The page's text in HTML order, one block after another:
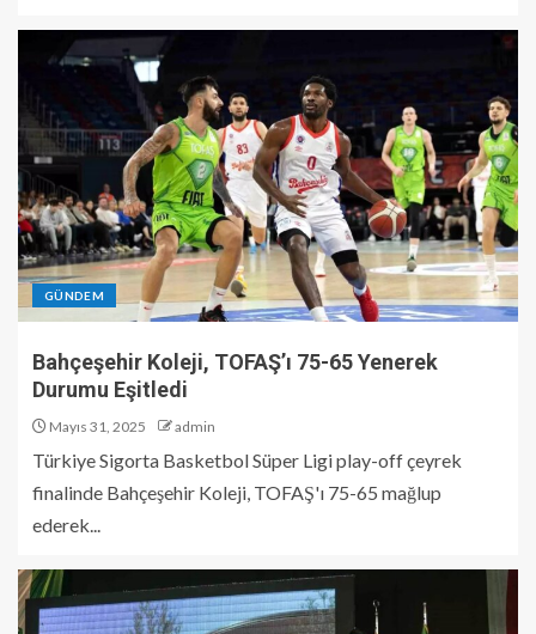
GÜNDEM
Bahçeşehir Koleji, TOFAŞ’ı 75-65 Yenerek
Durumu Eşitledi
Mayıs 31, 2025 admin
Türkiye Sigorta Basketbol Süper Ligi play-off çeyrek
finalinde Bahçeşehir Koleji, TOFAŞ'ı 75-65 mağlup
ederek...